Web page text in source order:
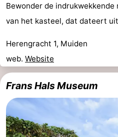
Bewonder de
van het kasteel, dat dateert
Herengracht 1, Muiden
web. Website
Frans Hals Museum